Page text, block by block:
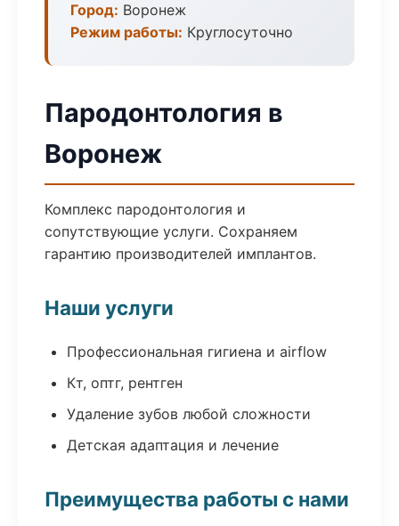
Город: Воронеж
Режим работы: Круглосуточно
Пародонтология в
Воронеж
Комплекс пародонтология и
сопутствующие услуги. Сохраняем
гарантию производителей имплантов.
Наши услуги
Профессиональная гигиена и airflow
Кт, оптг, рентген
Удаление зубов любой сложности
Детская адаптация и лечение
Преимущества работы с нами